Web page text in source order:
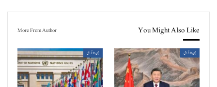
You Might Also Like
More From Author
بین الاقوامی بین الاقوامی